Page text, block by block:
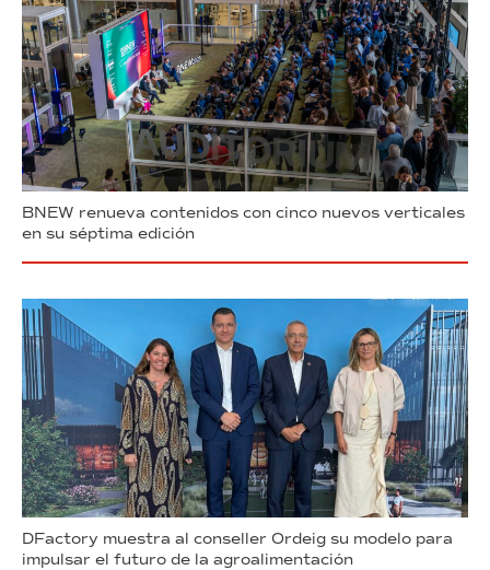
BNEW renueva contenidos con cinco nuevos verticales
en su séptima edición
DFactory muestra al conseller Ordeig su modelo para
impulsar el futuro de la agroalimentación